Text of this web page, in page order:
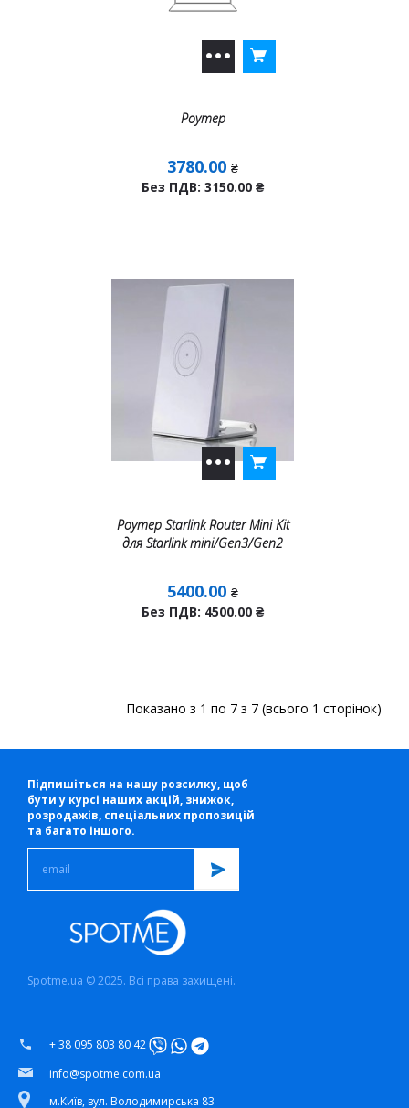
Роутер
3780.00 ₴
Без ПДВ: 3150.00 ₴
Роутер Starlink Router Mini Kit
для Starlink mini/Gen3/Gen2
5400.00 ₴
Без ПДВ: 4500.00 ₴
Показано з 1 по 7 з 7 (всього 1 сторінок)
Підпишіться на нашу розсилку, щоб
бути у курсі наших акцій, знижок,
розродажів, спеціальних пропозицій
та багато іншого.
Spotme.ua © 2025. Всі права захищені.
+ 38 095 803 80 42
info@spotme.com.ua
м.Київ, вул. Володимирська 83